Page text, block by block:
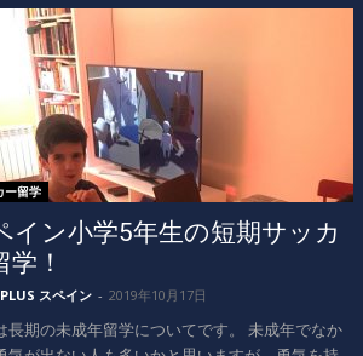
ー留学
イン小学5年生の短期サッカ
学！
スペイン - 2019年10月17日
長期の未成年留学についてです。 未成年でなか